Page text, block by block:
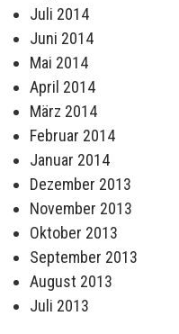
Juli 2014
Juni 2014
Mai 2014
April 2014
März 2014
Februar 2014
Januar 2014
Dezember 2013
November 2013
Oktober 2013
September 2013
August 2013
Juli 2013